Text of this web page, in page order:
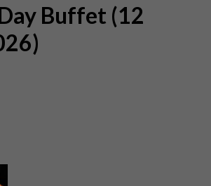
Buffet (12